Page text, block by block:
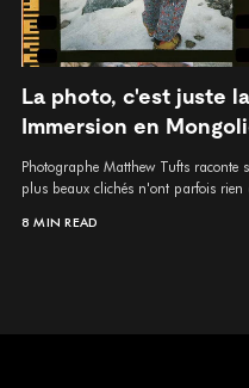
La photo, c'est juste
Immersion en
Photographe Matthew Tufts
plus beaux clichés n'ont parfois rien
8 MIN READ